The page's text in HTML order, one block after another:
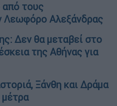
από τους
Λεωφόρο Αλεξάνδρας
Δεν θα μεταβεί στο
της Αθήνας για
Ξάνθη και Δράμα